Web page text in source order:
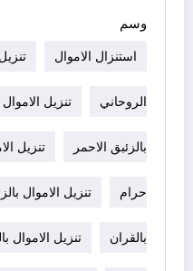
وسم
استنزال الاموال
الروحاني تنزيل الاموال
بالزئبق الاحمر تنزيل
حرام تنزيل الاموال
بالقران تنزيل الاموال